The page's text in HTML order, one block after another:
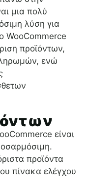
μια πολύ
λύση για
WooCommerce
προϊόντων,
ενώ
είναι
προϊόντα
πίνακα ελέγχου